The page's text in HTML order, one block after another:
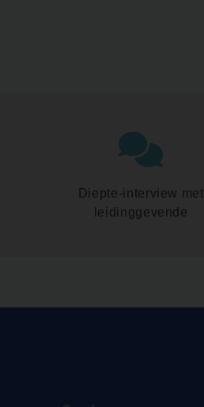
Diepte-interview met
leidinggevende